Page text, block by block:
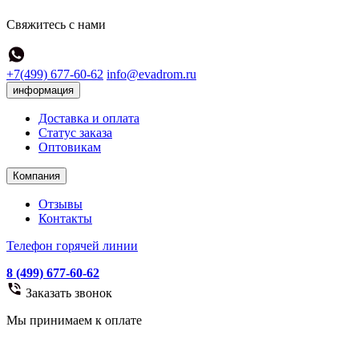
Свяжитесь с нами
+7(499) 677-60-62 info@evadrom.ru
информация
Доставка и оплата
Статус заказа
Оптовикам
Компания
Отзывы
Контакты
Телефон горячей линии
8 (499) 677-60-62
Заказать звонок
Мы принимаем к оплате